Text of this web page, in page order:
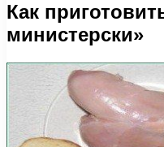
Как
министерски»